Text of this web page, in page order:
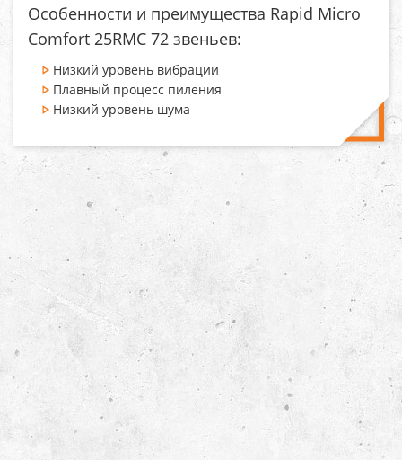
Особенности и преимущества Rapid Micro
Comfort 25RMC 72 звеньев:
Низкий уровень вибрации
Плавный процесс пиления
Низкий уровень шума